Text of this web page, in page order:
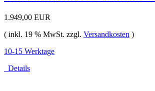
1.949,00 EUR
( inkl. 19 % MwSt. zzgl. Versandkosten )
10-15 Werktage
Details